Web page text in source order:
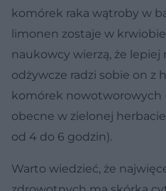
komórek raka wątroby w
limonen zostaje w
naukowcy wierzą, że
odżywcze radzi sobie on z
komórek nowotworowych
obecne w zielonej
od 4 do 6 godzin).
Warto wiedzieć, że